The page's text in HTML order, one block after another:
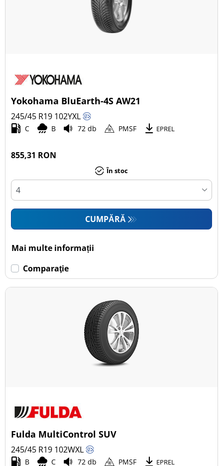
Yokohama BluEarth-4S AW21
245/45 R19 102YXL
C B 72 db PMSF EPREL
855,31 RON
În stoc
CUMPĂRĂ
Mai multe informații
Comparaţie
Fulda MultiControl SUV
245/45 R19 102WXL
B C 72 db PMSF EPREL